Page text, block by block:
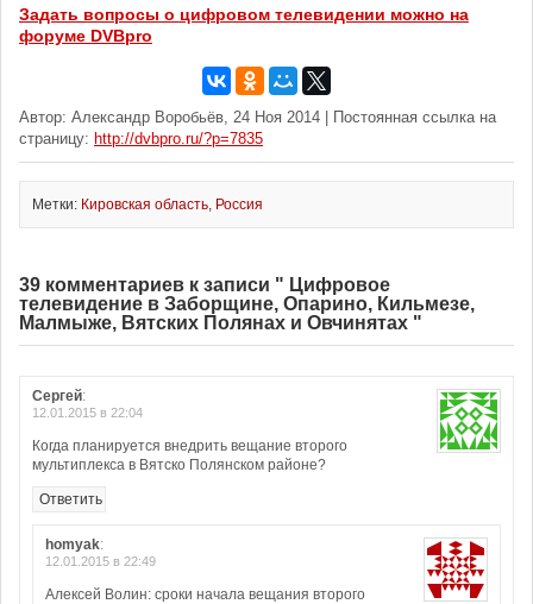
Задать вопросы о цифровом телевидении можно на
форуме DVBpro
Автор: Александр Воробьёв, 24 Ноя 2014 | Постоянная ссылка на
страницу: http://dvbpro.ru/?p=7835
Метки: Кировская область, Россия
39 комментариев к записи " Цифровое
телевидение в Заборщине, Опарино, Кильмезе,
Малмыже, Вятских Полянах и Овчинятах "
Сергей:
12.01.2015 в 22:04
Когда планируется внедрить вещание второго
мультиплекса в Вятско Полянском районе?
Ответить
homyak:
12.01.2015 в 22:49
Алексей Волин: сроки начала вещания второго